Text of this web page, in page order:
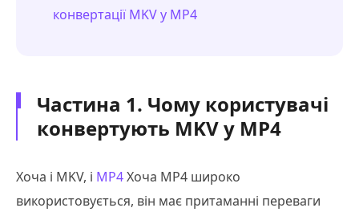
конвертації MKV у MP4
Частина 1. Чому користувачі
конвертують MKV у MP4
Хоча і MKV, і MP4Хоча MP4 широко
використовується, він має притаманні переваги